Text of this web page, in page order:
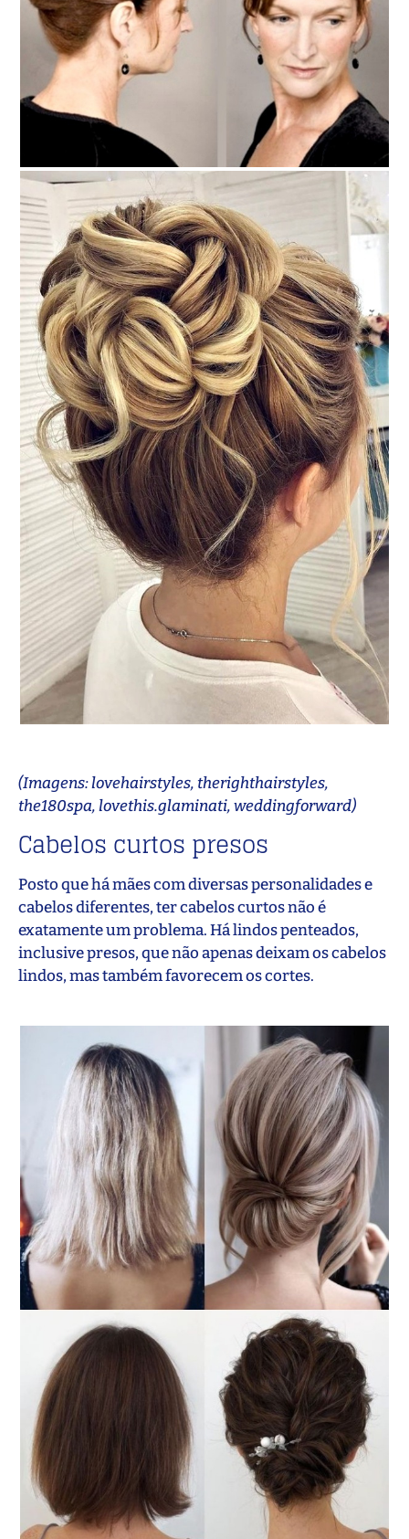
(Imagens: lovehairstyles, therighthairstyles,
the180spa, lovethis.glaminati, weddingforward)
Cabelos curtos presos
Posto que há mães com diversas personalidades e
cabelos diferentes, ter cabelos curtos não é
exatamente um problema. Há lindos penteados,
inclusive presos, que não apenas deixam os cabelos
lindos, mas também favorecem os cortes.